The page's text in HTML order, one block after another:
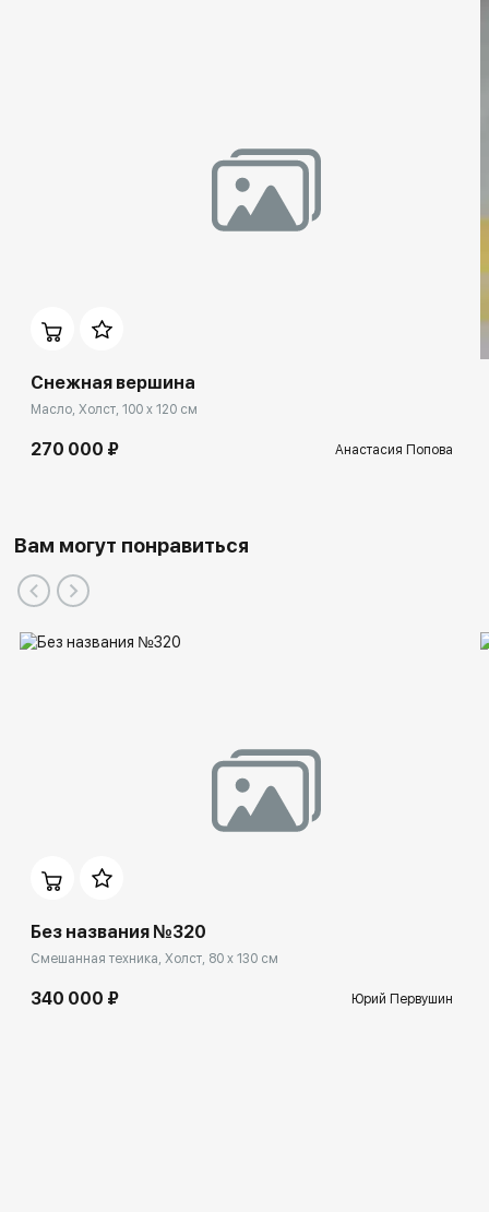
Снежная вершина
Масло, Холст, 100 x 120 см
270 000 ₽ Анастасия Попова
Вам могут понравиться
Без названия №320
Смешанная техника, Холст, 80 x 130 см
340 000 ₽ Юрий Первушин